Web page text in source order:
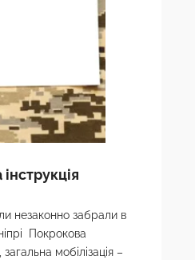
незаконно забрали в
Покрокова
мобілізація –